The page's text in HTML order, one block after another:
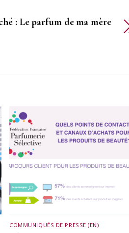
: Le parfum de ma mère
COMMUNIQUÉS DE PRESSE (EN)